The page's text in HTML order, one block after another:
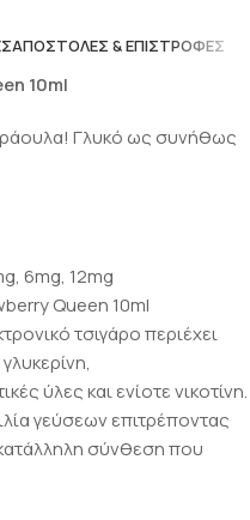
ΑΠΟΣΤΟΛΈΣ & ΕΠΙΣΤΡΟΦΈΣ
10ml
Γλυκό ως συνήθως
6mg, 12mg
Queen 10ml
τσιγάρο περιέχει
ύλες και ενίοτε νικοτίνη.
γεύσεων επιτρέποντας
σύνθεση που